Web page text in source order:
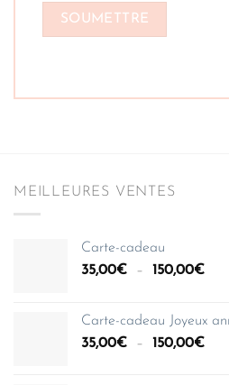
MEILLEURES VENTES
Carte-cadeau
35,00€ – 150,00€
à
Carte-cadeau Joyeux
35,00€ – 150,00€